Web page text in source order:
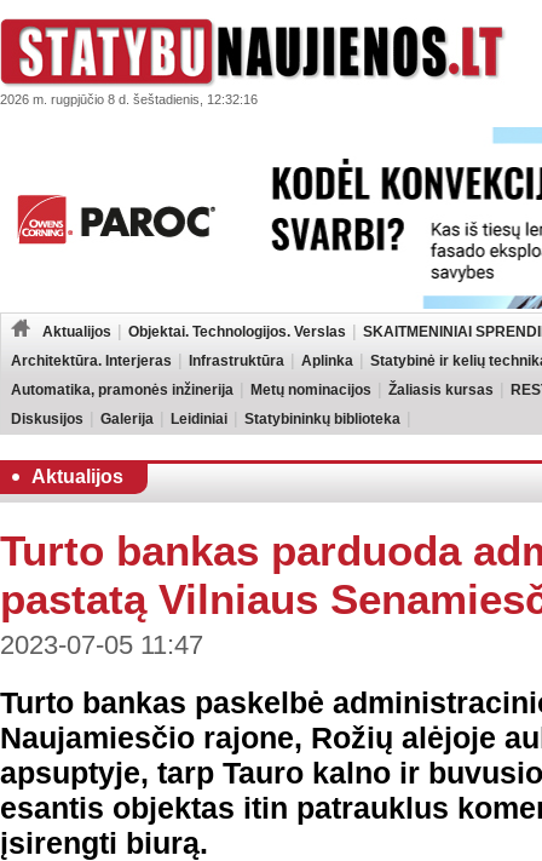
2026 m. rugpjūčio 8 d. šeštadienis, 12:32:16
Aktualijos Objektai. Technologijos. Verslas
SKAITMENINIAI
Architektūra. Interjeras
Infrastruktūra Aplinka
Statybinė ir kelių
Automatika, pramonės inžinerija
Metų nominacijos Žaliasis kursas
Diskusijos
Galerija Leidiniai Statybininkų biblioteka
Aktualijos
Turto bankas parduoda
pastatą Vilniaus
2023-07-05 11:47
Turto bankas paskelbė
Naujamiesčio rajone, Rožių alėjoje
apsuptyje, tarp Tauro kalno ir
esantis objektas itin patrauklus
įsirengti biurą.